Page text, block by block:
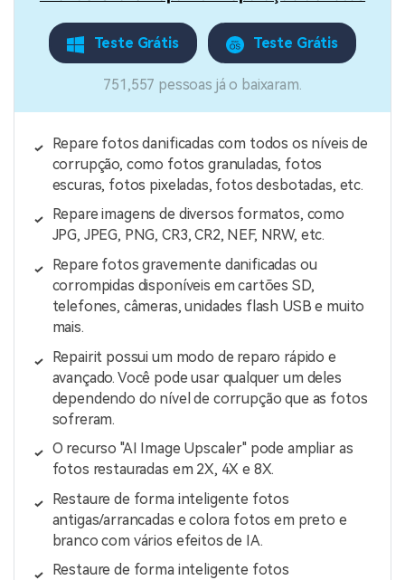
Teste Grátis Teste Grátis
751,557 pessoas já o baixaram.
Repare fotos danificadas com todos os níveis de
corrupção, como fotos granuladas, fotos
escuras, fotos pixeladas, fotos desbotadas, etc.
Repare imagens de diversos formatos, como
JPG, JPEG, PNG, CR3, CR2, NEF, NRW, etc.
Repare fotos gravemente danificadas ou
corrompidas disponíveis em cartões SD,
telefones, câmeras, unidades flash USB e muito
mais.
Repairit possui um modo de reparo rápido e
avançado. Você pode usar qualquer um deles
dependendo do nível de corrupção que as fotos
sofreram.
O recurso "AI Image Upscaler" pode ampliar as
fotos restauradas em 2X, 4X e 8X.
Restaure de forma inteligente fotos
antigas/arrancadas e colora fotos em preto e
branco com vários efeitos de IA.
Restaure de forma inteligente fotos